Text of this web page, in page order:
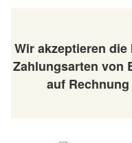
Wir akzeptieren
Zahlungsarten von
auf